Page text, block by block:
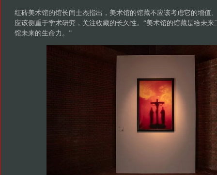
红砖美术馆的馆长闫士杰指出，美术馆的馆藏不应该考虑它的增值
应该侧重于学术研究，关注收藏的长久性。“美术馆的馆藏是给未
馆未来的生命力。”